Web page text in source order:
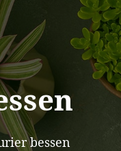
bessen